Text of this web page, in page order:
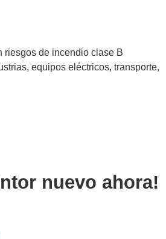
riesgos de incendio clase B
equipos eléctricos, transporte,
nuevo ahora!